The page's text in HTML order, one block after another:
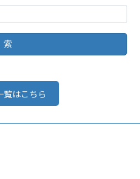
覧はこちら